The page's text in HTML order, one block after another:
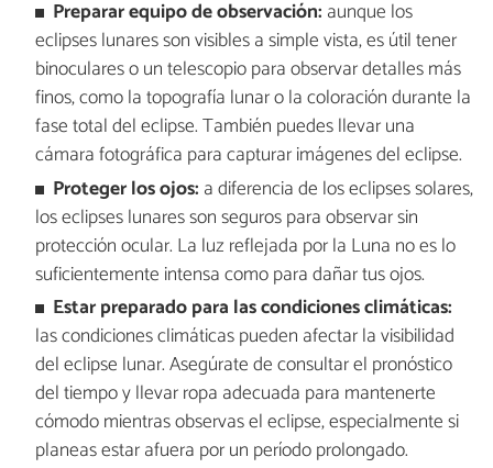
Preparar equipo de observación: aunque los
eclipses lunares son visibles a simple vista, es útil tener
binoculares o un telescopio para observar detalles más
finos, como la topografía lunar o la coloración durante la
fase total del eclipse. También puedes llevar una
cámara fotográfica para capturar imágenes del eclipse.
Proteger los ojos: a diferencia de los eclipses solares,
los eclipses lunares son seguros para observar sin
protección ocular. La luz reflejada por la Luna no es lo
suficientemente intensa como para dañar tus ojos.
Estar preparado para las condiciones climáticas:
las condiciones climáticas pueden afectar la visibilidad
del eclipse lunar. Asegúrate de consultar el pronóstico
del tiempo y llevar ropa adecuada para mantenerte
cómodo mientras observas el eclipse, especialmente si
planeas estar afuera por un período prolongado.